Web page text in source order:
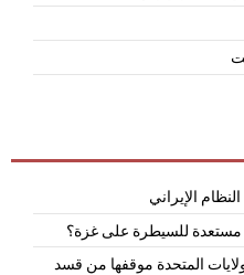
الإيراني
للسيطرة على غزة؟
المتحدة موقفها من قسد